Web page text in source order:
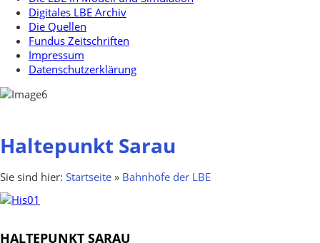
Digitales LBE Archiv
Die Quellen
Fundus Zeitschriften
Impressum
Datenschutzerklärung
Haltepunkt Sarau
Sie sind hier: Startseite » Bahnhöfe der LBE
HALTEPUNKT SARAU